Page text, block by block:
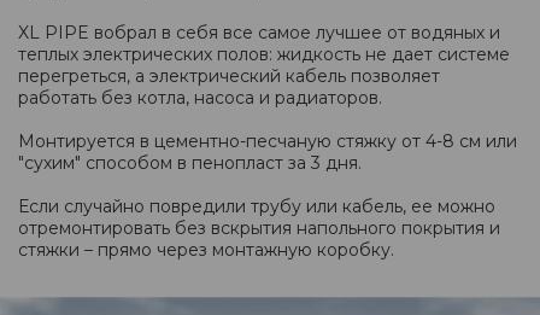
XL PIPE вобрал в себя все самое лучшее от водяных и
теплых электрических полов: жидкость не дает системе
перегреться, а электрический кабель позволяет
работать без котла, насоса и радиаторов.
Монтируется в цементно-песчаную стяжку от 4-8 см или
"сухим" способом в пенопласт за 3 дня.
Если случайно повредили трубу или кабель, ее можно
отремонтировать без вскрытия напольного покрытия и
стяжки – прямо через монтажную коробку.